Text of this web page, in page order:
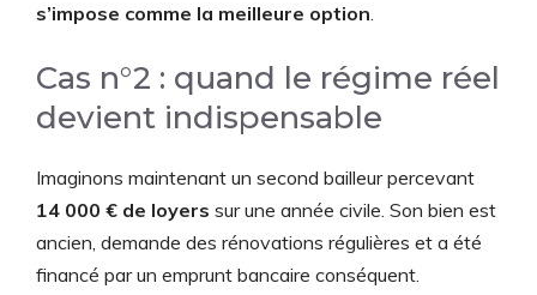
s’impose comme la meilleure option.
Cas n°2 : quand le régime réel
devient indispensable
Imaginons maintenant un second bailleur percevant
14 000 € de loyers sur une année civile. Son bien est
ancien, demande des rénovations régulières et a été
financé par un emprunt bancaire conséquent.